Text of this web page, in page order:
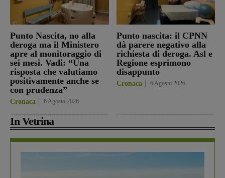
Punto Nascita, no alla
deroga ma il Ministero
apre al monitoraggio di
sei mesi. Vadi: “Una
risposta che valutiamo
positivamente anche se
con prudenza”
Cronaca 6 Agosto 2026
Punto nascita: il CPNN
dà parere negativo alla
richiesta di deroga. Asl e
Regione esprimono
disappunto
Cronaca 6 Agosto 2026
In Vetrina